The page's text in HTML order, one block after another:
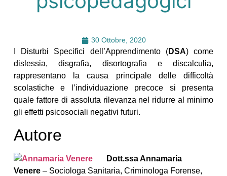
30 Ottobre, 2020
I Disturbi Specifici dell’Apprendimento (DSA) come
dislessia, disgrafia, disortografia e discalculia,
rappresentano la causa principale delle difficoltà
scolastiche e l’individuazione precoce si presenta
quale fattore di assoluta rilevanza nel ridurre al minimo
gli effetti psicosociali negativi futuri.
Autore
Dott.ssa Annamaria
Venere – Sociologa Sanitaria, Criminologa Forense,